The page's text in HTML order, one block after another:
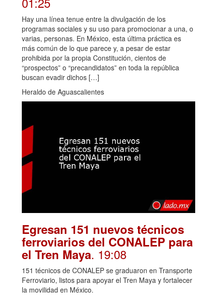
Hay una línea tenue entre la divulgación de los
programas sociales y su uso para promocionar a una, o
varias, personas. En México, esta última práctica es
más común de lo que parece y, a pesar de estar
prohibida por la propia Constitución, cientos de
“prospectos” o “precandidatos” en toda la república
buscan evadir dichos […]
Heraldo de Aguascalientes
Egresan 151 nuevos técnicos
ferroviarios del CONALEP para
el Tren Maya. 19:08
151 técnicos de CONALEP se graduaron en Transporte
Ferroviario, listos para apoyar el Tren Maya y fortalecer
la movilidad en México.